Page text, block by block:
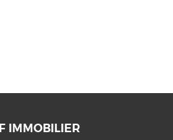
IMMOBILIER